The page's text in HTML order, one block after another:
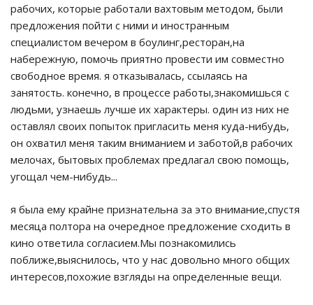
рабочих, которые работали вахтовым методом, были
предложения пойти с ними и иностранным
специалистом вечером в боулинг,ресторан,на
набережную, помочь приятно провести им совместно
свободное время. я отказывалась, ссылаясь на
занятость. конечно, в процессе работы,знакомишься с
людьми, узнаешь лучше их характеры. один из них не
оставлял своих попыток пригласить меня куда-нибудь,
он охватил меня таким вниманием и заботой,в рабочих
мелочах, бытовых проблемах предлагал свою помощь,
угощал чем-нибудь...
я была ему крайне признательна за это внимание,спустя
месяца полтора на очередное предложение сходить в
кино ответила согласием.Мы познакомились
поближе,выяснилось, что у нас довольно много общих
интересов,похожие взгляды на определенные вещи.